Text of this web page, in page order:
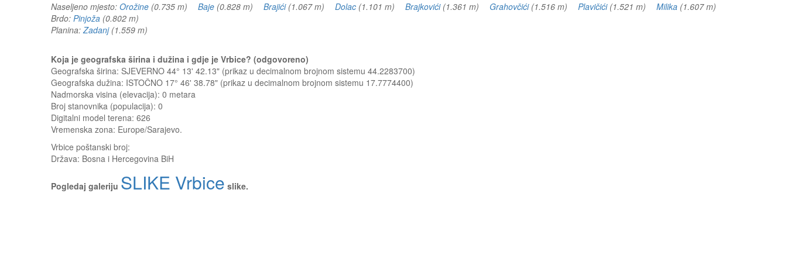
Naseljeno mjesto: Orožine (0.735 m) Baje (0.828 m) Brajići(1.067 m) Dolac (1.101 m) Brajkovići(1.361 m) Grahovčići(1.516 m) Plavičići(1.521 m) Milika (1.607 m)
Brdo: Pinjoža (0.802 m)
Planina:Zadanj(1.559 m)
Koja je geografska širina i dužina i gdje je Vrbice? (odgovoreno)
Geografska širina: SJEVERNO 44° 13' 42.13" (prikaz u decimalnom brojnom sistemu 44.2283700)
Geografska dužina: ISTOČNO 17° 46' 38.78" (prikaz u decimalnom brojnom sistemu 17.7774400)
Nadmorska visina (elevacija): 0 metara
Broj stanovnika (populacija): 0
Digitalni model terena: 626
Vremenska zona: Europe/Sarajevo.
Vrbice poštanski broj:
Država: Bosna i Hercegovina BiH
Pogledaj galeriju SLIKE Vrbice slike.